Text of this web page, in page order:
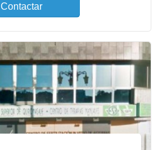
Contactar